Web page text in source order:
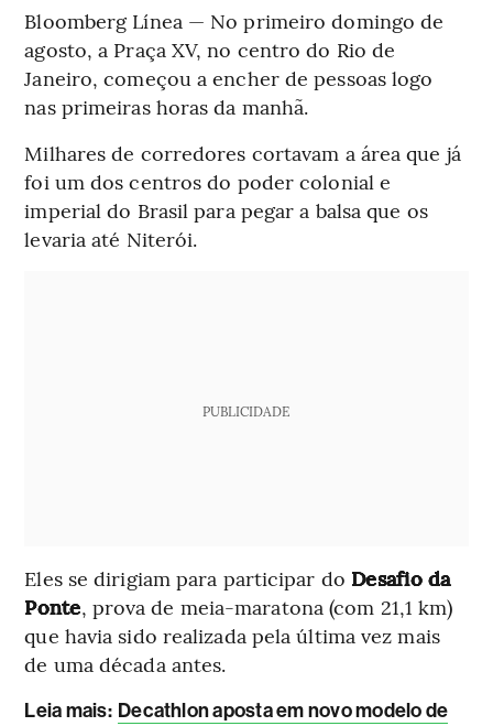
Bloomberg Línea — No primeiro domingo de
agosto, a Praça XV, no centro do Rio de
Janeiro, começou a encher de pessoas logo
nas primeiras horas da manhã.
Milhares de corredores cortavam a área que já
foi um dos centros do poder colonial e
imperial do Brasil para pegar a balsa que os
levaria até Niterói.
PUBLICIDADE
Eles se dirigiam para participar do Desafio da
Ponte, prova de meia-maratona (com 21,1 km)
que havia sido realizada pela última vez mais
de uma década antes.
Leia mais: Decathlon aposta em novo modelo de